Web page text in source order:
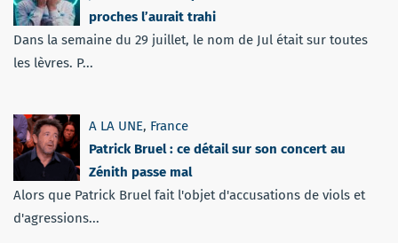
proches l’aurait trahi
Dans la semaine du 29 juillet, le nom de Jul était sur toutes
les lèvres. P...
A LA UNE, France
Patrick Bruel : ce détail sur son concert au
Zénith passe mal
Alors que Patrick Bruel fait l'objet d'accusations de viols et
d'agressions...